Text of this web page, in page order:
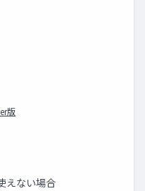
版
えない場合